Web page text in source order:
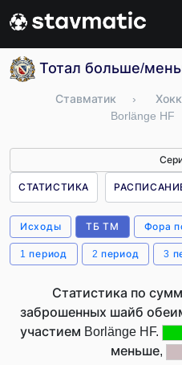
Тотал больше/
Ставматик ›
Borlänge HF
СТАТИСТИКА
Исходы ТБ ТМ Фора
1 период 2 период 3
Статистика по
заброшенных шайб
участием Borlänge HF.
меньше,